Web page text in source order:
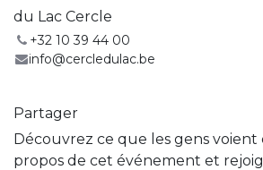
du Lac Cercle
+32 10 39 44 00
info@cercledulac.be
Partager
Découvrez ce que les gens voient
propos de cet événement et